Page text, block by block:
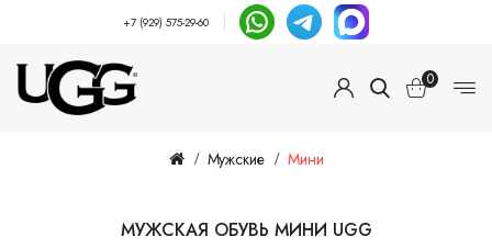
+7 (929) 575-29-60
0
Мужские Мини
МУЖСКАЯ ОБУВЬ МИНИ UGG